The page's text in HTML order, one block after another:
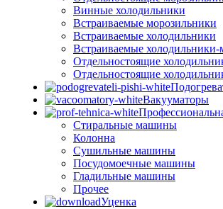
Винные холодильники
Встраиваемые морозильники
Встраиваемые холодильники
Встраиваемые холодильники-
Отдельностоящие
Отдельностоящие
Вакууматоры
Стиральные машины
Колонна
Сушильные машины
Посудомоечные машины
Гладильные машины
Прочее
Уценка